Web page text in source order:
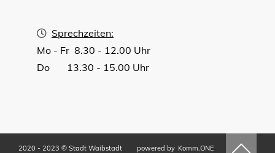
Sprechzeiten:
Mo - Fr 8.30 - 12.00 Uhr
Do 13.30 - 15.00 Uhr
2020 - 2023 © Stadt Waibstadt powered by Komm.ONE